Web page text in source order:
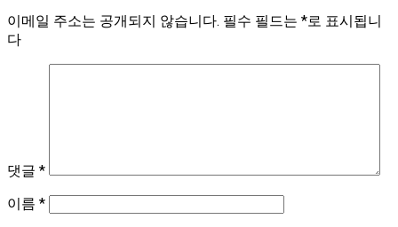
이메일 주소는 공개되지 않습니다. 필수 필드는 *로 표시됩니
다
댓글 *
이름 *